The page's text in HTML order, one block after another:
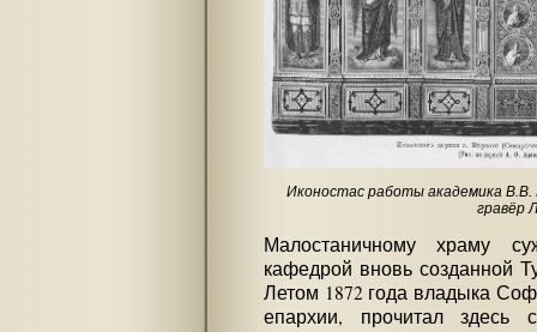
Иконостас работы академика В.В.
гравёр
Малостаничному храму
кафедрой вновь созданной
Летом 1872 года владыка
епархии, прочитал